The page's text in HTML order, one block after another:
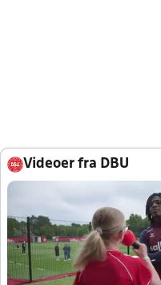
Videoer fra DBU